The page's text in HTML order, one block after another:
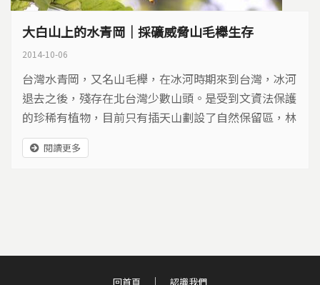
大白山上的水青岡｜採礦威脅山毛櫸生存
2014-10-06
台灣水青岡，又名山毛櫸，在冰河時期來到台灣，冰河
退去之後，殘存在北台灣少數山頭。是受到文資法保護
的珍稀有植物，目前只有插天山劃設了自然保留區，林
務局正計畫將宜蘭縣銅山、大白山、蘭崁山等地區，串
聯劃設水青岡自然保護區，雖然2012年已經完成調
閱讀更多
回首頁 認識我們